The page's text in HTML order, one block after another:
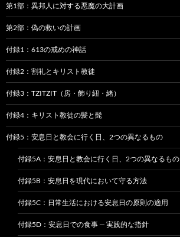
第1部：異邦人に対する悪魔の大計画
第2部：偽の救いの計画
付録1：613の戒めの神話
付録2：割礼とキリスト教徒
付録3：TZITZIT（房・飾り紐・緒）
付録4：キリスト教徒の髪と髭
付録5：安息日と教会に行く日、2つの異なるもの
付録5A：安息日と教会に行く日、2つの異なるもの
付録5B：安息日を現代において守る方法
付録5C：日常生活における安息日の原則の適用
付録5D：安息日での食事 — 実践的な指針